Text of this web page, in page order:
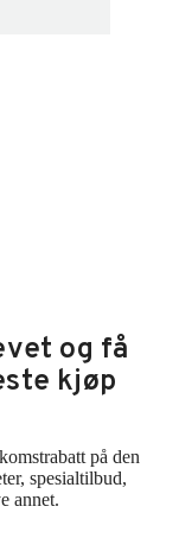
og få
kjøp
på den
spesialtilbud,
annet.